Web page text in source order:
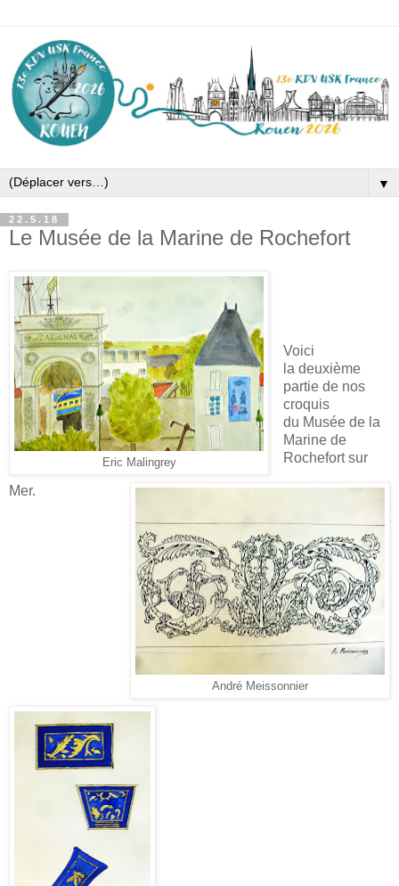
▼
22.5.18
Le Musée de la Marine de Rochefort
Eric Malingrey
André Meissonnier
Voici
la deuxième
partie de nos
croquis
du Musée de la
Marine de
Rochefort sur
Mer.